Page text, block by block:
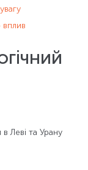
Леві та Урану